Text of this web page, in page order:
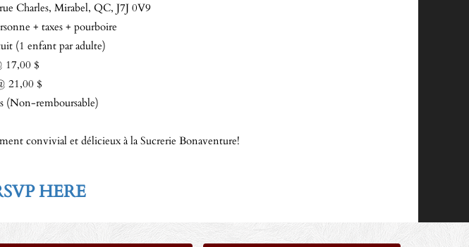
Charles, Mirabel, QC, J7J 0V9
+ taxes + pourboire
(1 enfant par adulte)
17,00 $
21,00 $
(Non-remboursable)
convivial et délicieux à la Sucrerie Bonaventure!
HERE